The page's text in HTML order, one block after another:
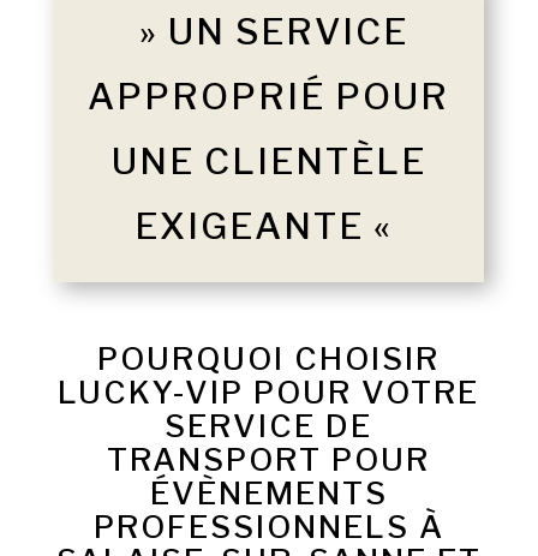
» UN SERVICE
APPROPRIÉ POUR
UNE CLIENTÈLE
EXIGEANTE «
POURQUOI CHOISIR
LUCKY-VIP POUR VOTRE
SERVICE DE
TRANSPORT POUR
ÉVÈNEMENTS
PROFESSIONNELS À